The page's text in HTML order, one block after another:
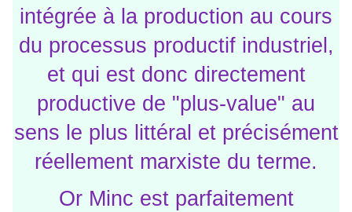
intégrée à la production au cours
du processus productif industriel,
et qui est donc directement
productive de "plus-value" au
sens le plus littéral et précisément
réellement marxiste du terme.
Or Minc est parfaitement